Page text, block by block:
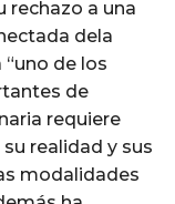
rechazo a una
dela
de los
de
requiere
realidad y sus
modalidades